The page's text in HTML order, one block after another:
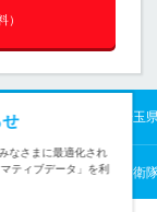
）
・求人情報TOP 埼玉
覧 警察・消防・自衛
なさまに最適化され
ティブデータ」を利